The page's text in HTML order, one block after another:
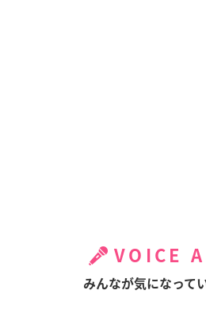
VOICE
みんなが気になって